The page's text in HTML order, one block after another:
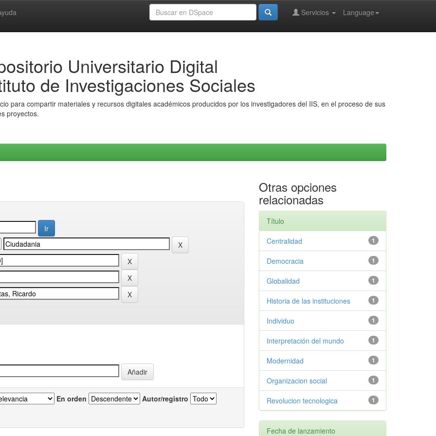
Language
Servicios
Universitario Digital
de Investigaciones Sociales
para compartir materiales y recursos digitales académicos producidos por los investigadores del IIS, en el proceso de sus
proyectos.
En orden Autor/registro
Otras opciones
relacionadas
Título
1
Centralidad
1
Democracia
1
Globalidad
1
Historia de las instituciones
1
Individuo
1
Interpretación del mundo
1
Modernidad
1
Organizacion social
1
Revolucion tecnologica
Fecha de lanzamiento